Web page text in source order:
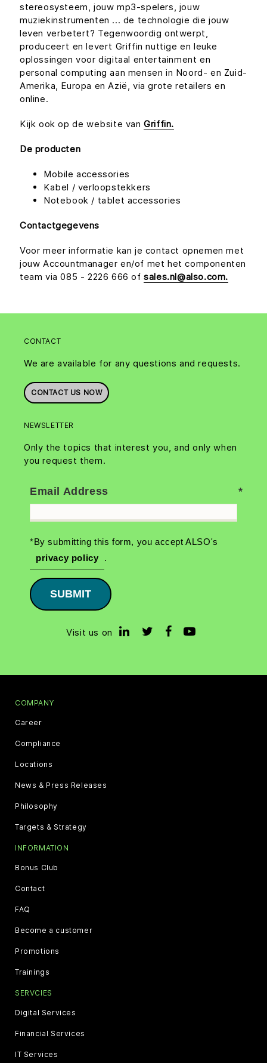
stereosysteem, jouw mp3-spelers, jouw
muziekinstrumenten ... de technologie die jouw
leven verbetert? Tegenwoordig ontwerpt,
produceert en levert Griffin nuttige en leuke
oplossingen voor digitaal entertainment en
personal computing aan mensen in Noord- en Zuid-
Amerika, Europa en Azië, via grote retailers en
online.
Kijk ook op de website vanGriffin.
De producten
Mobile accessories
Kabel / verloopstekkers
Notebook / tablet accessories
Contactgegevens
Voor meer informatie kan je contact opnemen met
jouw Accountmanager en/of met het componenten
team via 085 - 2226 666 ofsales.nl@also.com.
CONTACT
We are available for any questions and requests.
CONTACT US NOW
NEWSLETTER
Only the topics that interest you, and only when
you request them.
Email Address
*By submitting this form, you accept ALSO's
privacy policy
.
SUBMIT
Visit us on
COMPANY
Career
Compliance
Locations
News & Press Releases
Philosophy
Targets & Strategy
INFORMATION
Bonus Club
Contact
FAQ
Become a customer
Promotions
Trainings
SERVCIES
Digital Services
Financial Services
IT Services